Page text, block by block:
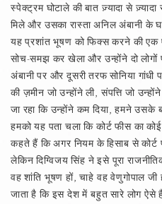
स्पेक्ट्रम घोटाले की बात ज़्यादा से
मिले और उसका रास्ता अनिल अंबानी
यह प्रशांत भूषण को फिक्स करने की एक
सोच-समझ कर खेला और उन्होंने दो
अंबानी पर और दूसरी तरफ सोनिया
की ज़मीन जो उन्होंने ली, संपत्ति जो
जा रहा कि उन्होंने कम दिया, हमने
हमको यह पता चला कि कोर्ट फीस का
कहते हैं कि अगर नियम के हिसाब से कोर्ट
लेकिन दिग्विजय सिंह ने इसे पूरा
वह शांति भूषण हों, चाहे वह वेणुगोपाल जी
जाता है कि इस देश में बहुत सारे लोग